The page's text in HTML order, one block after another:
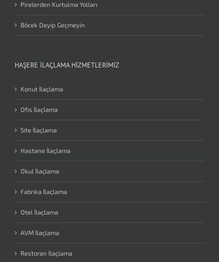
Pirelerden Kurtulma Yolları
Böcek Deyip Geçmeyin
HAŞERE İLAÇLAMA HIZMETLERIMIZ
Konut İlaçlama
Ofis İlaçlama
Site İlaçlama
Hastane İlaçlama
Okul İlaçlama
Fabrika İlaçlama
Otel İlaçlama
AVM İlaçlama
Restoran İlaçlama